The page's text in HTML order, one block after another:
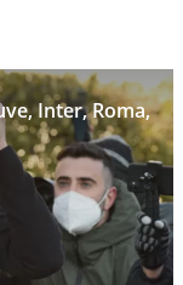
Inter, Roma,